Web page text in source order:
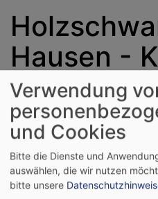
Hausen -
Verwendung
und Cookies
Bitte die Dienste und
auswählen, die wir nutzen
bitte unsere